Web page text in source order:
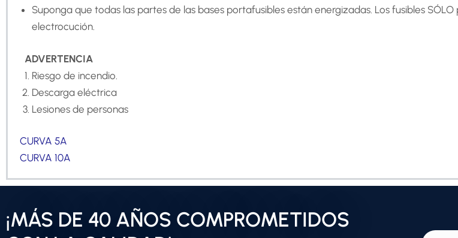
Suponga que todas las partes de las bases portafusibles están energizadas. Los fusibles
electrocución.
ADVERTENCIA
Riesgo de incendio.
Descarga eléctrica
Lesiones de personas
CURVA 5A
CURVA 10A
¡MÁS DE 40 AÑOS COMPROMETIDOS